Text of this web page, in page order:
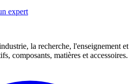
expert
la recherche, l'enseignement et
composants, matières et accessoires.